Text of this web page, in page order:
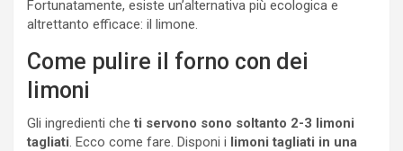
Fortunatamente, esiste un’alternativa più ecologica e
altrettanto efficace: il limone.
Come pulire il forno con dei
limoni
Gli ingredienti che ti servono sono soltanto 2-3 limoni
tagliati. Ecco come fare. Disponi i limoni tagliati in una